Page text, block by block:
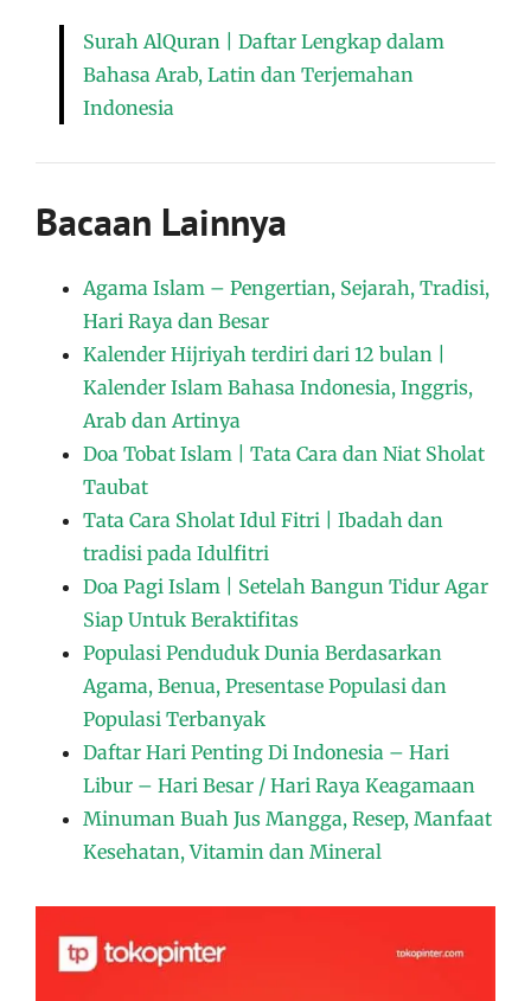
Surah AlQuran | Daftar Lengkap dalam
Bahasa Arab, Latin dan Terjemahan
Indonesia
Bacaan Lainnya
Agama Islam – Pengertian, Sejarah, Tradisi,
Hari Raya dan Besar
Kalender Hijriyah terdiri dari 12 bulan |
Kalender Islam Bahasa Indonesia, Inggris,
Arab dan Artinya
Doa Tobat Islam | Tata Cara dan Niat Sholat
Taubat
Tata Cara Sholat Idul Fitri | Ibadah dan
tradisi pada Idulfitri
Doa Pagi Islam | Setelah Bangun Tidur Agar
Siap Untuk Beraktifitas
Populasi Penduduk Dunia Berdasarkan
Agama, Benua, Presentase Populasi dan
Populasi Terbanyak
Daftar Hari Penting Di Indonesia – Hari
Libur – Hari Besar / Hari Raya Keagamaan
Minuman Buah Jus Mangga, Resep, Manfaat
Kesehatan, Vitamin dan Mineral